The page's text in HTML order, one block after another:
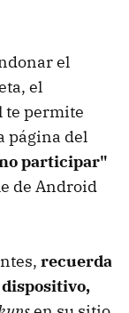
el
el
te permite
página del
participar"
de Android
recuerda